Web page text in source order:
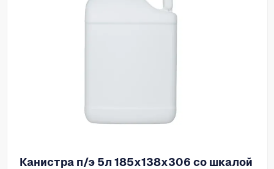
Канистра п/э 5л 185х138х306 со шкалой